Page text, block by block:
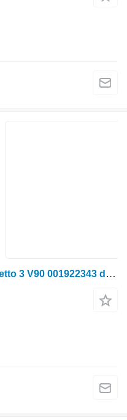
SAME Oś przednia Same Frutetto 3 V90 001922343 do ciągnika kołowego SAME Frutetto 3 V90